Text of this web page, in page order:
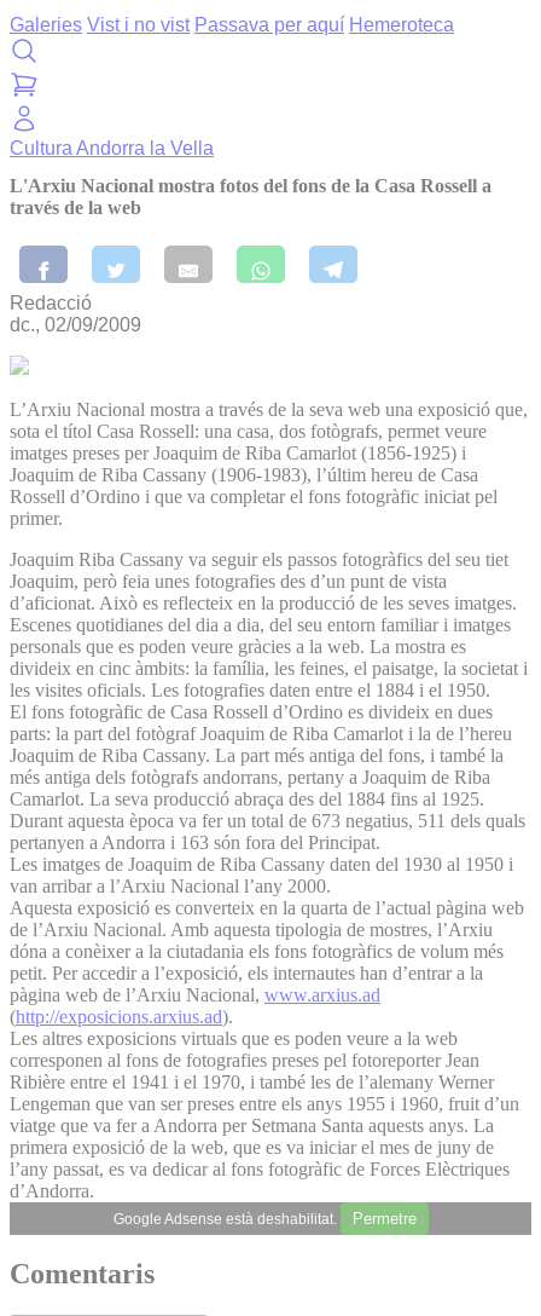
Galeries Vist i no vist Passava per aquí Hemeroteca
Cultura Andorra la Vella
L'Arxiu Nacional mostra fotos del fons de la Casa Rossell a
través de la web
Redacció
dc., 02/09/2009
L’Arxiu Nacional mostra a través de la seva web una exposició que,
sota el títol Casa Rossell: una casa, dos fotògrafs, permet veure
imatges preses per Joaquim de Riba Camarlot (1856-1925) i
Joaquim de Riba Cassany (1906-1983), l’últim hereu de Casa
Rossell d’Ordino i que va completar el fons fotogràfic iniciat pel
primer.
Joaquim Riba Cassany va seguir els passos fotogràfics del seu tiet
Joaquim, però feia unes fotografies des d’un punt de vista
d’aficionat. Això es reflecteix en la producció de les seves imatges.
Escenes quotidianes del dia a dia, del seu entorn familiar i imatges
personals que es poden veure gràcies a la web. La mostra es
divideix en cinc àmbits: la família, les feines, el paisatge, la societat i
les visites oficials. Les fotografies daten entre el 1884 i el 1950.
El fons fotogràfic de Casa Rossell d’Ordino es divideix en dues
parts: la part del fotògraf Joaquim de Riba Camarlot i la de l’hereu
Joaquim de Riba Cassany. La part més antiga del fons, i també la
més antiga dels fotògrafs andorrans, pertany a Joaquim de Riba
Camarlot. La seva producció abraça des del 1884 fins al 1925.
Durant aquesta època va fer un total de 673 negatius, 511 dels quals
pertanyen a Andorra i 163 són fora del Principat.
Les imatges de Joaquim de Riba Cassany daten del 1930 al 1950 i
van arribar a l’Arxiu Nacional l’any 2000.
Aquesta exposició es converteix en la quarta de l’actual pàgina web
de l’Arxiu Nacional. Amb aquesta tipologia de mostres, l’Arxiu
dóna a conèixer a la ciutadania els fons fotogràfics de volum més
petit. Per accedir a l’exposició, els internautes han d’entrar a la
pàgina web de l’Arxiu Nacional, www.arxius.ad
(http://exposicions.arxius.ad).
Les altres exposicions virtuals que es poden veure a la web
corresponen al fons de fotografies preses pel fotoreporter Jean
Ribière entre el 1941 i el 1970, i també les de l’alemany Werner
Lengeman que van ser preses entre els anys 1955 i 1960, fruit d’un
viatge que va fer a Andorra per Setmana Santa aquests anys. La
primera exposició de la web, que es va iniciar el mes de juny de
l’any passat, es va dedicar al fons fotogràfic de Forces Elèctriques
d’Andorra.
Google Adsense està deshabilitat. Permetre
Comentaris